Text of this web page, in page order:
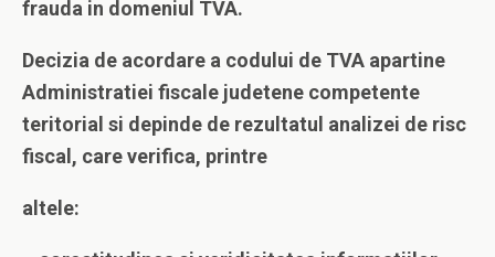
frauda in domeniul TVA.
Decizia de acordare a codului de TVA apartine
Administratiei fiscale judetene competente
teritorial si depinde de rezultatul analizei de risc
fiscal, care verifica, printre
altele: